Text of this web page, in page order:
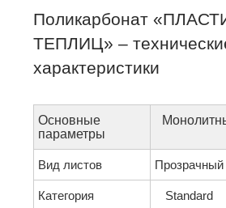
Поликарбонат
ТЕПЛИЦ» –
характеристики
Основные
параметры
Вид листов Прозрачный
Категория Standard